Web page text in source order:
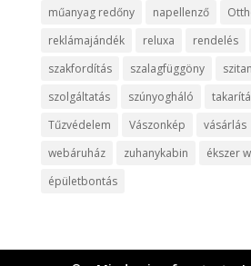
műanyag redőny
napellenző
reklámajándék
reluxa rendelés
szakfordítás
szalagfüggöny
szolgáltatás
szúnyogháló
Tűzvédelem
Vászonkép vásárlás
webáruház
zuhanykabin
ékszer
épületbontás